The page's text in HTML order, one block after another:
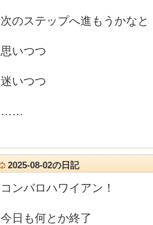
次のステップへ進もうかなと
思いつつ
迷いつつ
……
2025-08-02の日記
コンバロハワイアン！
今日も何とか終了